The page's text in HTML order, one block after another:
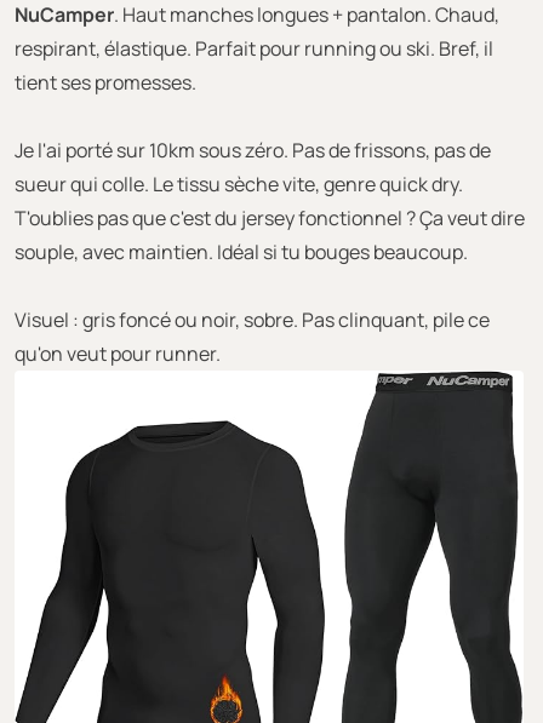
NuCamper. Haut manches longues + pantalon. Chaud,
respirant, élastique. Parfait pour running ou ski. Bref, il
tient ses promesses.
Je l'ai porté sur 10km sous zéro. Pas de frissons, pas de
sueur qui colle. Le tissu sèche vite, genre quick dry.
T'oublies pas que c'est du jersey fonctionnel ? Ça veut dire
souple, avec maintien. Idéal si tu bouges beaucoup.
Visuel : gris foncé ou noir, sobre. Pas clinquant, pile ce
qu'on veut pour runner.